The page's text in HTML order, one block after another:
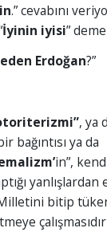
.” cevabını
İyinin iyisi”
Erdoğan?”
”, ya
bağıntısı ya da
in”,
bitip